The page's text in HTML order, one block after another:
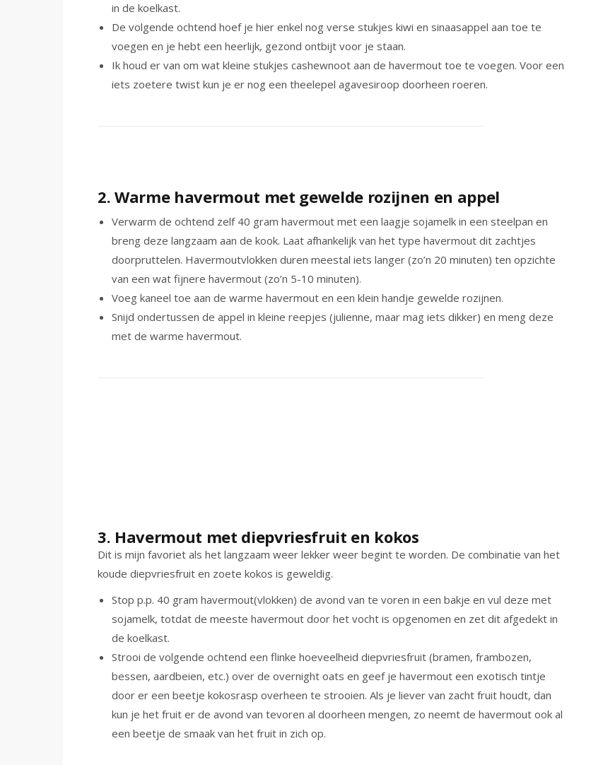
in de koelkast.
De volgende ochtend hoef je hier enkel nog verse stukjes kiwi en sinaasappel aan toe te
voegen en je hebt een heerlijk, gezond ontbijt voor je staan.
Ik houd er van om wat kleine stukjes cashewnoot aan de havermout toe te voegen. Voor een
iets zoetere twist kun je er nog een theelepel agavesiroop doorheen roeren.
2. Warme havermout met gewelde rozijnen en appel
Verwarm de ochtend zelf 40 gram havermout met een laagje sojamelk in een steelpan en
breng deze langzaam aan de kook. Laat afhankelijk van het type havermout dit zachtjes
doorpruttelen. Havermoutvlokken duren meestal iets langer (zo’n 20 minuten) ten opzichte
van een wat fijnere havermout (zo’n 5-10 minuten).
Voeg kaneel toe aan de warme havermout en een klein handje gewelde rozijnen.
Snijd ondertussen de appel in kleine reepjes (julienne, maar mag iets dikker) en meng deze
met de warme havermout.
3. Havermout met diepvriesfruit en kokos
Dit is mijn favoriet als het langzaam weer lekker weer begint te worden. De combinatie van het
koude diepvriesfruit en zoete kokos is geweldig.
Stop p.p. 40 gram havermout(vlokken) de avond van te voren in een bakje en vul deze met
sojamelk, totdat de meeste havermout door het vocht is opgenomen en zet dit afgedekt in
de koelkast.
Strooi de volgende ochtend een flinke hoeveelheid diepvriesfruit (bramen, frambozen,
bessen, aardbeien, etc.) over de overnight oats en geef je havermout een exotisch tintje
door er een beetje kokosrasp overheen te strooien. Als je liever van zacht fruit houdt, dan
kun je het fruit er de avond van tevoren al doorheen mengen, zo neemt de havermout ook al
een beetje de smaak van het fruit in zich op.